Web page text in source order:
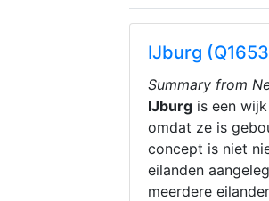
IJburg
Summary from
IJburg is een
omdat ze is
concept is niet
eilanden
meerdere